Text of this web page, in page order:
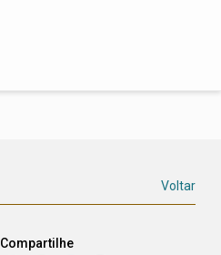
Voltar
Compartilhe